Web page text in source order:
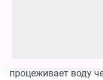
процеживает воду